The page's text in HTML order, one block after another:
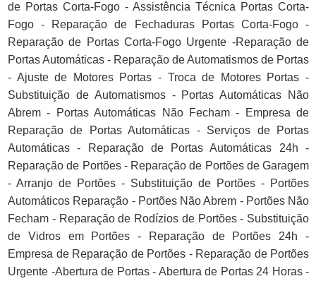
de Portas Corta-Fogo - Assistência Técnica Portas Corta-
Fogo - Reparação de Fechaduras Portas Corta-Fogo -
Reparação de Portas Corta-Fogo Urgente -Reparação de
Portas Automáticas - Reparação de Automatismos de Portas
- Ajuste de Motores Portas - Troca de Motores Portas -
Substituição de Automatismos - Portas Automáticas Não
Abrem - Portas Automáticas Não Fecham - Empresa de
Reparação de Portas Automáticas - Serviços de Portas
Automáticas - Reparação de Portas Automáticas 24h -
Reparação de Portões - Reparação de Portões de Garagem
- Arranjo de Portões - Substituição de Portões - Portões
Automáticos Reparação - Portões Não Abrem - Portões Não
Fecham - Reparação de Rodízios de Portões - Substituição
de Vidros em Portões - Reparação de Portões 24h -
Empresa de Reparação de Portões - Reparação de Portões
Urgente -Abertura de Portas - Abertura de Portas 24 Horas -